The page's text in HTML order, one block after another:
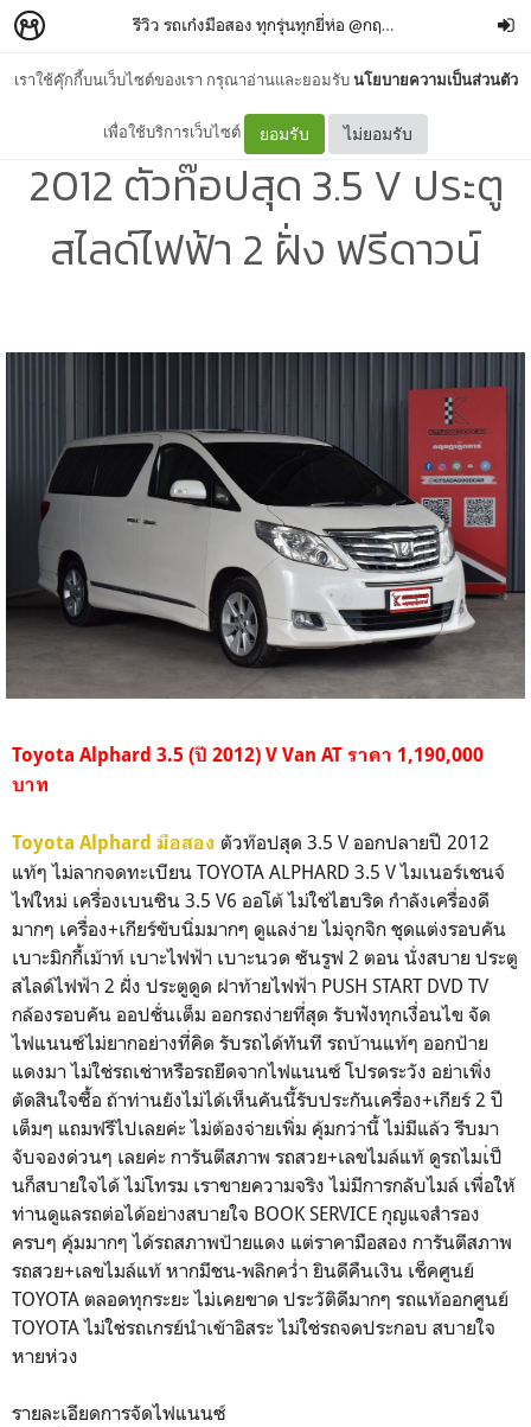
เราใช้คุ๊กกี้บนเว็บไซต์ของเรา กรุณาอ่านและยอมรับนโยบายความเป็นส่วนตัว
เพื่อใช้บริการเว็บไซต์ ยอมรับ ไม่ยอมรับ
รีวิว รถเก๋งมือสอง ทุกรุ่นทุกยี่ห่อ @กฤษฎากู๊ดคาร์ กฤษฎ
Toyota Alphard มือสอง ปี
2012 ตัวท๊อปสุด 3.5 V ประตู
สไลด์ไฟฟ้า 2 ฝั่ง ฟรีดาวน์
Toyota Alphard 3.5 (ปี 2012) V Van AT ราคา 1,190,000
บาท
Toyota Alphard มือสอง ตัวท๊อปสุด 3.5 V ออกปลายปี 2012
แท้ๆ ไม่ลากจดทะเบียน TOYOTA ALPHARD 3.5 V ไมเนอร์เชนจ์
ไฟใหม่ เครื่องเบนซิน 3.5 V6 ออโต้ ไม่ใช่ไฮบริด กำลังเครื่องดี
มากๆ เครื่อง+เกียร์ขับนิ่มมากๆ ดูแลง่าย ไม่จุกจิก ชุดแต่งรอบคัน
เบาะมิกกี้เม้าท์ เบาะไฟฟ้า เบาะนวด ซันรูฟ 2 ตอน นั่งสบาย ประตู
สไลด์ไฟฟ้า 2 ฝั่ง ประตูดูด ฝาท้ายไฟฟ้า PUSH START DVD TV
กล้องรอบคัน ออปชั่นเต็ม ออกรถง่ายที่สุด รับฟังทุกเงื่อนไข จัด
ไฟแนนซ์ไม่ยากอย่างที่คิด รับรถได้ทันที รถบ้านแท้ๆ ออกป้าย
แดงมา ไม่ใช่รถเช่าหรือรถยึดจากไฟแนนซ์ โปรดระวัง อย่าเพิ่ง
ตัดสินใจซื้อ ถ้าท่านยังไม่ได้เห็นคันนี้รับประกันเครื่อง+เกียร์ 2 ปี
เต็มๆ แถมฟรีไปเลยค่ะ ไม่ต้องจ่ายเพิ่ม คุ้มกว่านี้ ไม่มีแล้ว รีบมา
จับจองด่วนๆ เลยค่ะ การันตีสภาพ รถสวย+เลขไมล์แท้ ดูรถไมเ่ป็
นก็สบายใจได้ ไม่โทรม เราขายความจริง ไม่มีการกลับไมล์ เพื่อให้
ท่านดูแลรถต่อได้อย่างสบายใจ BOOK SERVICE กุญแจสำรอง
ครบๆ คุ้มมากๆ ได้รถสภาพป้ายแดง แต่ราคามือสอง การันตีสภาพ
รถสวย+เลขไมล์แท้ หากมีชน-พลิกคว่ำ ยินดีคืนเงิน เช็คศูนย์
TOYOTA ตลอดทุกระยะ ไม่เคยขาด ประวัติดีมากๆ รถแท้ออกศูนย์
TOYOTA ไม่ใช่รถเกรย์นำเข้าอิสระ ไม่ใช่รถจดประกอบ สบายใจ
หายห่วง
รายละเอียดการจัดไฟแนนซ์